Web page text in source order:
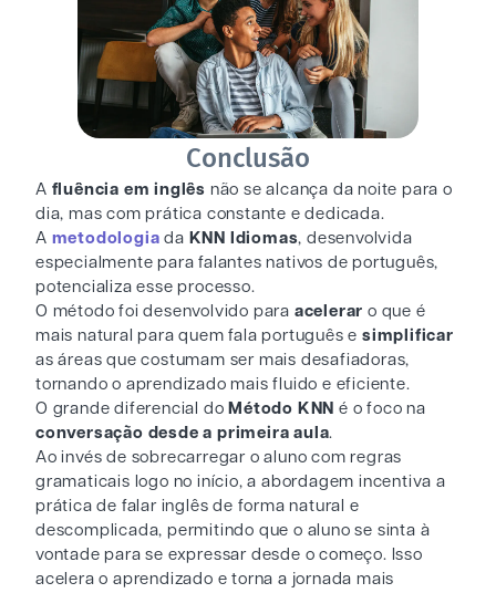
Conclusão
A fluência em inglês não se alcança da noite para o
dia, mas com prática constante e dedicada.
A metodologia da KNN Idiomas, desenvolvida
especialmente para falantes nativos de português,
potencializa esse processo.
O método foi desenvolvido para aceleraro que é
mais natural para quem fala português e simplificar
as áreas que costumam ser mais desafiadoras,
tornando o aprendizado mais fluido e eficiente.
O grande diferencial do Método KNN é o foco na
conversação desde a primeira aula.
Ao invés de sobrecarregar o aluno com regras
gramaticais logo no início, a abordagem incentiva a
prática de falar inglês de forma natural e
descomplicada, permitindo que o aluno se sinta à
vontade para se expressar desde o começo. Isso
acelera o aprendizado e torna a jornada mais